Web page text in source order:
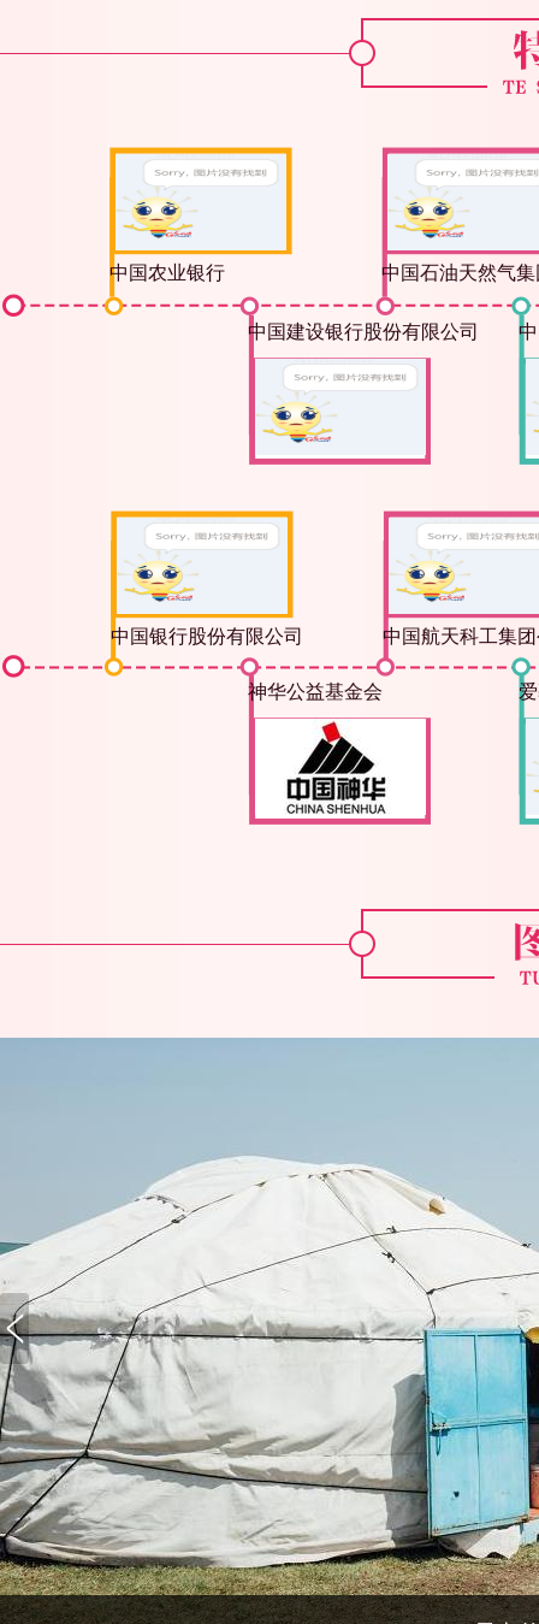
“母亲健康快车”项目15周年系列活动开幕
中国农业银行 中国石油天然气
中国建设银行股份有限公司
中国银行股份有限公司 中国航天科工集
神华公益基金会